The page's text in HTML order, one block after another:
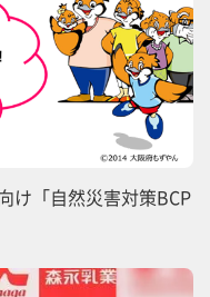
け「自然災害対策BCP